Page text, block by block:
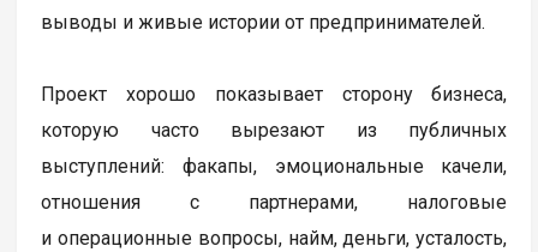
выводы и живые истории от предпринимателей.
Проект хорошо показывает сторону бизнеса,
которую часто вырезают из публичных
выступлений: факапы, эмоциональные качели,
отношения с партнерами, налоговые
и операционные вопросы, найм, деньги, усталость,